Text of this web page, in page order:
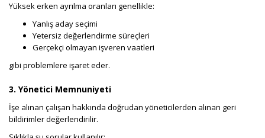
Yüksek erken ayrılma oranları genellikle:
Yanlış aday seçimi
Yetersiz değerlendirme süreçleri
Gerçekçi olmayan işveren vaatleri
gibi problemlere işaret eder.
3. Yönetici Memnuniyeti
İşe alınan çalışan hakkında doğrudan yöneticilerden alınan geri
bildirimler değerlendirilir.